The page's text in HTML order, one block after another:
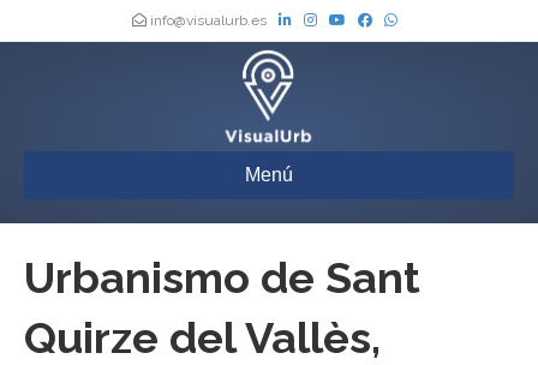
info@visualurb.es
Menú
Urbanismo de Sant
Quirze del Vallès,